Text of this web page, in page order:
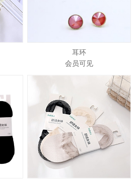
耳环
会员可见